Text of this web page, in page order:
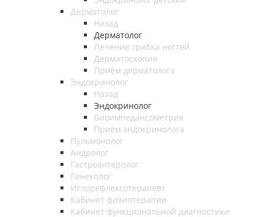
Дерматолог
Назад
Дерматолог
Лечение грибка ногтей
Дерматоскопия
Приём дерматолога
Эндокринолог
Назад
Эндокринолог
Биоимпедансометрия
Приём эндокринолога
Пульмонолог
Андролог
Гастроэнтеролог
Гинеколог
Иглорефлексотерапевт
Кабинет физиотерапии
Кабинет функциональной диагностики